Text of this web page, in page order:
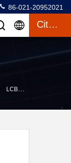
86-021-20952021
Citaat
LCB3566 System On Module SoM Met Scherminterface RGB/ BT656/ LVDS/ HDMI2.0/Edp1.3/ EBC